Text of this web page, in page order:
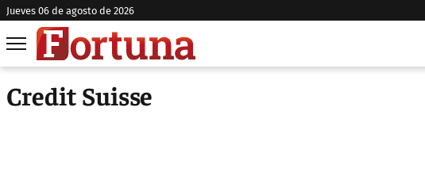
jueves 06 de agosto de 2026
Credit Suisse